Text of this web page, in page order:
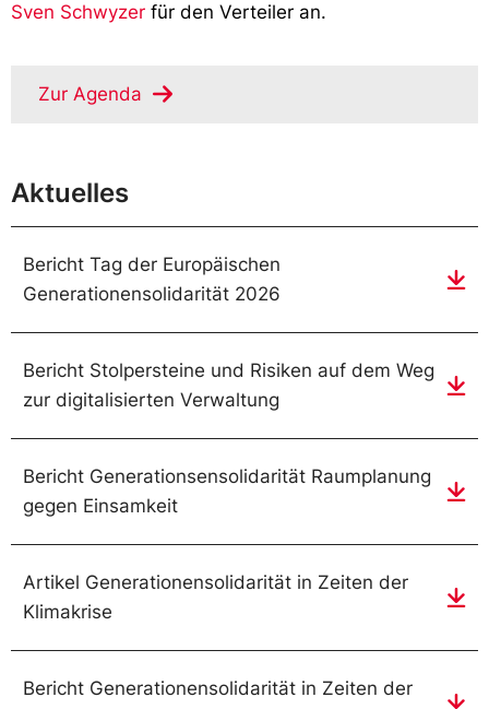
Sven Schwyzer für den Verteiler an.
Zur Agenda
Aktuelles
Bericht Tag der Europäischen
Generationensolidarität 2026
Bericht Stolpersteine und Risiken auf dem Weg
zur digitalisierten Verwaltung
Bericht Generationsensolidarität Raumplanung
gegen Einsamkeit
Artikel Generationensolidarität in Zeiten der
Klimakrise
Bericht Generationensolidarität in Zeiten der